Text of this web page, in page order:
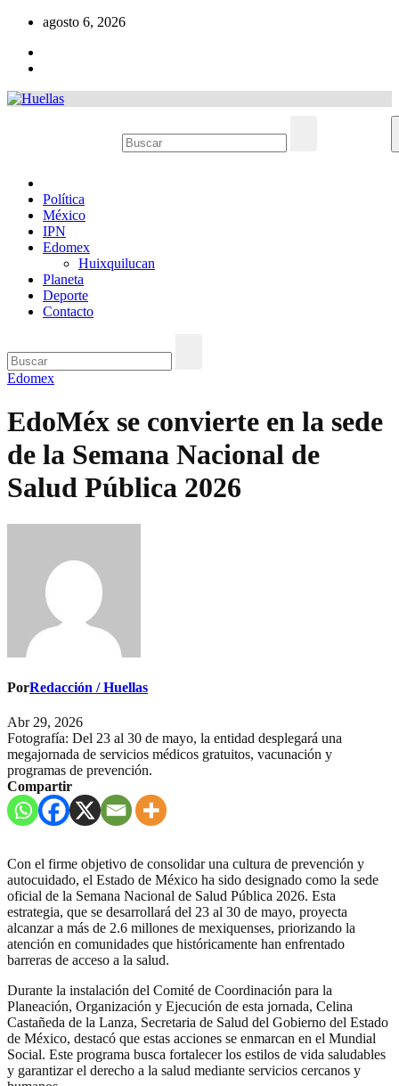
contenido
agosto 6, 2026
Política
México
IPN
Edomex
Huixquilucan
Planeta
Deporte
Contacto
Edomex
EdoMéx se convierte en la sede
de la Semana Nacional de
Salud Pública 2026
PorRedacción / Huellas
Abr 29, 2026
Fotografía: Del 23 al 30 de mayo, la entidad desplegará una
megajornada de servicios médicos gratuitos, vacunación y
programas de prevención.
Compartir
Con el firme objetivo de consolidar una cultura de prevención y
autocuidado, el Estado de México ha sido designado como la sede
oficial de la Semana Nacional de Salud Pública 2026. Esta
estrategia, que se desarrollará del 23 al 30 de mayo, proyecta
alcanzar a más de 2.6 millones de mexiquenses, priorizando la
atención en comunidades que históricamente han enfrentado
barreras de acceso a la salud.
Durante la instalación del Comité de Coordinación para la
Planeación, Organización y Ejecución de esta jornada, Celina
Castañeda de la Lanza, Secretaria de Salud del Gobierno del Estado
de México, destacó que estas acciones se enmarcan en el Mundial
Social. Este programa busca fortalecer los estilos de vida saludables
y garantizar el derecho a la salud mediante servicios cercanos y